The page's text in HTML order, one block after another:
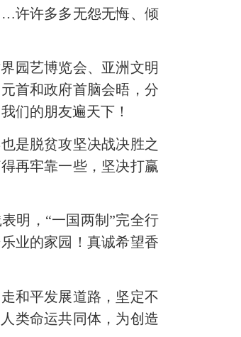
许许多多无怨无悔、倾
园艺博览会、亚洲文明
首和政府首脑会晤，分
们的朋友遍天下！
是脱贫攻坚决战决胜之
再牢靠一些，坚决打赢
明，“一国两制”完全行
业的家园！真诚希望香
和平发展道路，坚定不
类命运共同体，为创造